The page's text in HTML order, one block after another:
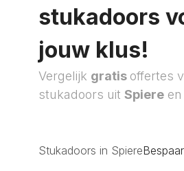
stukadoors
jouw klus!
Vergelijk gratis offertes
stukadoors uit Spiere
Stukadoors in Spiere